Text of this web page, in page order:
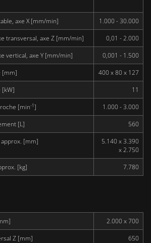
axe X [mm/min] 1.000 - 30.000
transversal, axe Z [mm/min] 0,01 - 2.000
vertical, axe Y [mm/min] 0,001 - 1.500
[mm] 400 x 80 x 127
[kW] 11
[min-1] 1.000 - 3.000
[L] 560
[mm]
5.140 x 3.390
x 2.750
[kg] 7.780
2.000 x 700
Z [mm] 650